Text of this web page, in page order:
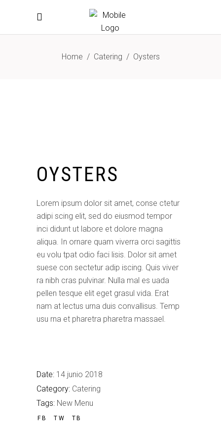
Home / Catering / Oysters
OYSTERS
Lorem ipsum dolor sit amet, conse ctetur
adipi scing elit, sed do eiusmod tempor
inci didunt ut labore et dolore magna
aliqua. In ornare quam viverra orci sagittis
eu volu tpat odio faci lisis. Dolor sit amet
suese con sectetur adip iscing. Quis viver
ra nibh cras pulvinar. Nulla mal es uada
pellen tesque elit eget grasul vida. Erat
nam at lectus urna duis convallisus. Temp
usu rna et pharetra pharetra massael.
Date: 14 junio 2018
Category: Catering
Tags: New Menu
FB TW TB